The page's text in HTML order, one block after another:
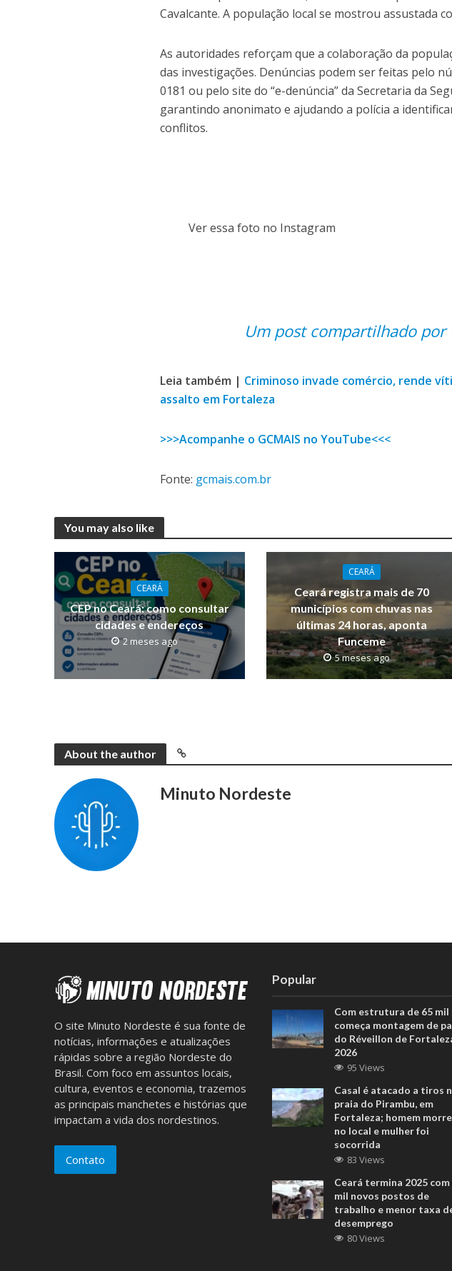
Cavalcante. A população local se mostrou assustada
As autoridades reforçam que a colaboração da
das investigações. Denúncias podem ser feitas pelo
0181 ou pelo site do “e-denúncia” da Secretaria da
garantindo anonimato e ajudando a polícia a
conflitos.
Ver essa foto no Instagram
Um post compartilhado por
Leia também | Criminoso invade comércio, rende
assalto em Fortaleza
>>>Acompanhe o GCMAIS no YouTube<<<
Fonte: gcmais.com.br
You may also like
CEARÁ
CEP no Ceará: como consultar
cidades e endereços
2 meses ago
CEARÁ
Ceará registra mais de 70
municípios com chuvas nas
últimas 24 horas, aponta
Funceme
5 meses ago
About the author
Minuto Nordeste
O site Minuto Nordeste é sua fonte de
notícias, informações e atualizações
rápidas sobre a região Nordeste do
Brasil. Com foco em assuntos locais,
cultura, eventos e economia, trazemos
as principais manchetes e histórias que
impactam a vida dos nordestinos.
Contato
Popular
Com estrutura de 65 mil
começa montagem de
do Réveillon de
2026
95 Views
Casal é atacado a tiros
praia do Pirambu, em
Fortaleza; homem
no local e mulher foi
socorrida
83 Views
Ceará termina 2025 com
mil novos postos de
trabalho e menor taxa
desemprego
80 Views